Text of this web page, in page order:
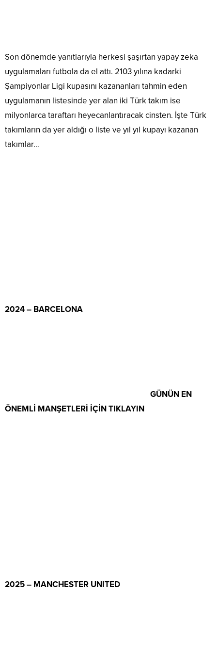
Son dönemde yanıtlarıyla herkesi şaşırtan yapay zeka
uygulamaları futbola da el attı. 2103 yılına kadarki
Şampiyonlar Ligi kupasını kazananları tahmin eden
uygulamanın listesinde yer alan iki Türk takım ise
milyonlarca taraftarı heyecanlantıracak cinsten. İşte Türk
takımların da yer aldığı o liste ve yıl yıl kupayı kazanan
takımlar…
2024 – BARCELONA
GÜNÜN EN
ÖNEMLİ MANŞETLERİ İÇİN TIKLAYIN
2025 – MANCHESTER UNITED